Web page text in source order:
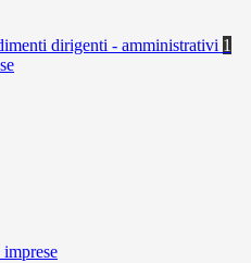
dirigenti - amministrativi 1